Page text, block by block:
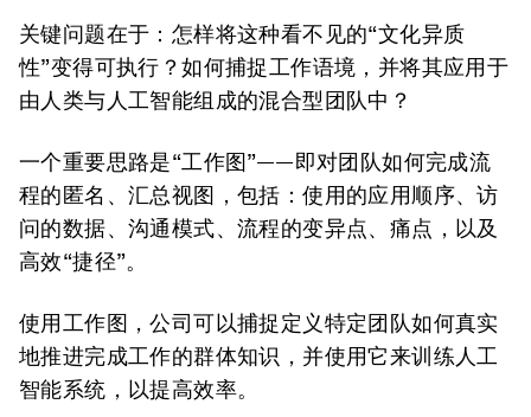
关键问题在于：怎样将这种看不见的“文化异质
性”变得可执行？如何捕捉工作语境，并将其应用于
由人类与人工智能组成的混合型团队中？
一个重要思路是“工作图”——即对团队如何完成流
程的匿名、汇总视图，包括：使用的应用顺序、访
问的数据、沟通模式、流程的变异点、痛点，以及
高效“捷径”。
使用工作图，公司可以捕捉定义特定团队如何真实
地推进完成工作的群体知识，并使用它来训练人工
智能系统，以提高效率。